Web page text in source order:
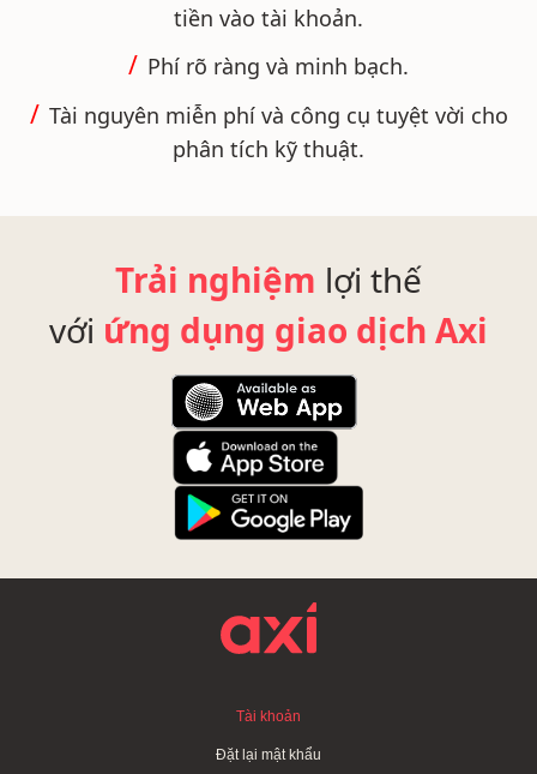
tiền vào tài khoản.
Phí rõ ràng và minh bạch.
Tài nguyên miễn phí và công cụ tuyệt vời cho
phân tích kỹ thuật.
Trải nghiệm lợi thế
với ứng dụng giao dịch Axi
Tài khoản
Đặt lại mật khẩu